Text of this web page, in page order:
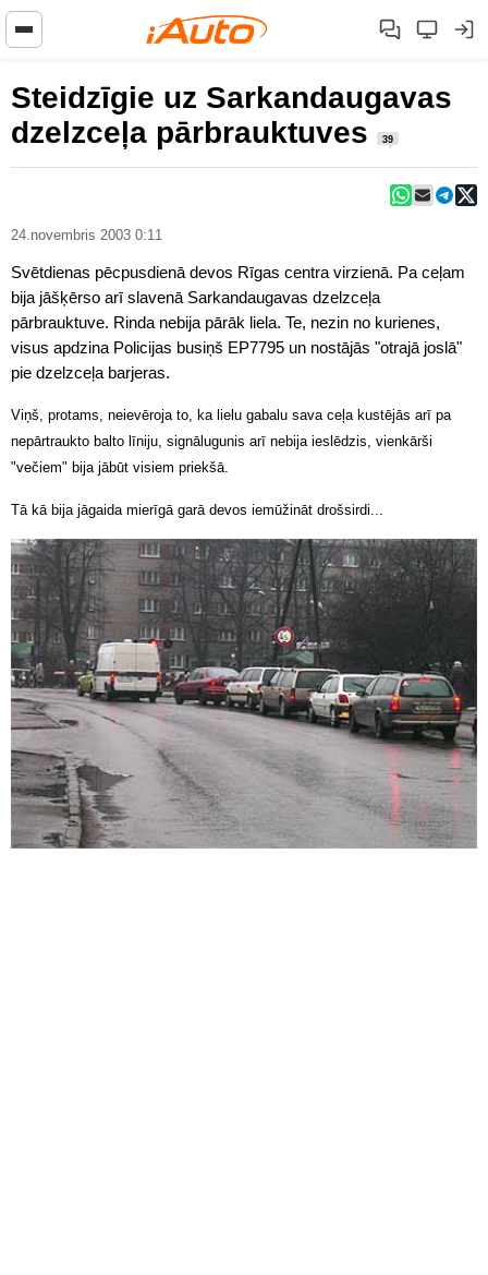
Steidzīgie uz Sarkandaugavas
dzelzceļa pārbrauktuves
39
24.novembris 2003 0:11
Svētdienas pēcpusdienā devos Rīgas centra virzienā. Pa ceļam
bija jāšķērso arī slavenā Sarkandaugavas dzelzceļa
pārbrauktuve. Rinda nebija pārāk liela. Te, nezin no kurienes,
visus apdzina Policijas busiņš EP7795 un nostājās "otrajā joslā"
pie dzelzceļa barjeras.
Viņš, protams, neievēroja to, ka lielu gabalu sava ceļa kustējās arī pa
nepārtraukto balto līniju, signālugunis arī nebija ieslēdzis, vienkārši
"večiem" bija jābūt visiem priekšā.
Tā kā bija jāgaida mierīgā garā devos iemūžināt drošsirdi...